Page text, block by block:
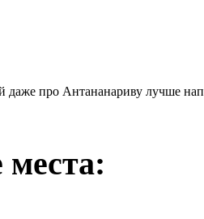
даже про Антананариву лучше